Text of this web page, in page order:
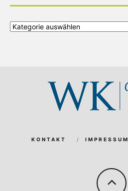
Alle
KONTAKT IMPRESSUM